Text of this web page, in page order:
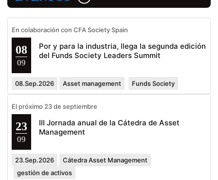
En colaboración con CFA Society Spain
08
09
Por y para la industria, llega la segunda edición
del Funds Society Leaders Summit
08.Sep.2026 Asset management Funds Society
El próximo 23 de septiembre
23
09
III Jornada anual de la Cátedra de Asset
Management
23.Sep.2026
Cátedra Asset Management
gestión de activos